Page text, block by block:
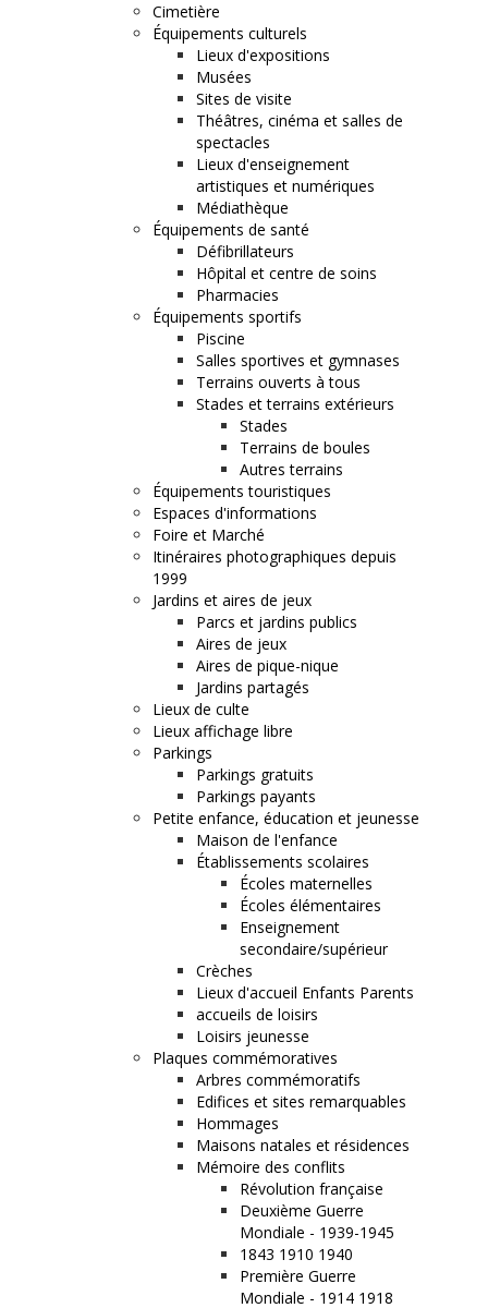
Cimetière
Équipements culturels
Lieux d'expositions
Musées
Sites de visite
Théâtres, cinéma et salles de
spectacles
Lieux d'enseignement
artistiques et numériques
Médiathèque
Équipements de santé
Défibrillateurs
Hôpital et centre de soins
Pharmacies
Équipements sportifs
Piscine
Salles sportives et gymnases
Terrains ouverts à tous
Stades et terrains extérieurs
Stades
Terrains de boules
Autres terrains
Équipements touristiques
Espaces d'informations
Foire et Marché
Itinéraires photographiques depuis
1999
Jardins et aires de jeux
Parcs et jardins publics
Aires de jeux
Aires de pique-nique
Jardins partagés
Lieux de culte
Lieux affichage libre
Parkings
Parkings gratuits
Parkings payants
Petite enfance, éducation et jeunesse
Maison de l'enfance
Établissements scolaires
Écoles maternelles
Écoles élémentaires
Enseignement
secondaire/supérieur
Crèches
Lieux d'accueil Enfants Parents
accueils de loisirs
Loisirs jeunesse
Plaques commémoratives
Arbres commémoratifs
Edifices et sites remarquables
Hommages
Maisons natales et résidences
Mémoire des conflits
Révolution française
Deuxième Guerre
Mondiale - 1939-1945
1843 1910 1940
Première Guerre
Mondiale - 1914 1918